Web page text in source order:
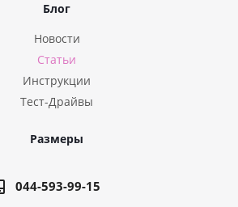
Блог
Новости
Статьи
Инструкции
Тест-Драйвы
Размеры
044-593-99-15